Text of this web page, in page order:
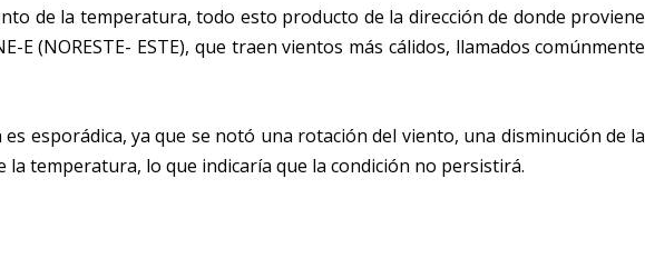
de la temperatura, todo esto producto de la dirección de donde proviene
E (NORESTE- ESTE), que traen vientos más cálidos, llamados comúnmente
esporádica, ya que se notó una rotación del viento, una disminución de la
la temperatura, lo que indicaría que la condición no persistirá.